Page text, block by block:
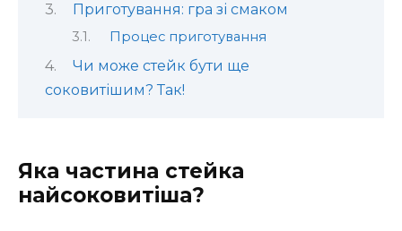
Приготування: гра зі смаком
Процес приготування
Чи може стейк бути ще
соковитішим? Так!
Яка частина стейка
найсоковитіша?